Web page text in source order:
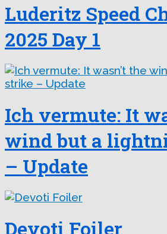
Luderitz Speed
2025 Day 1
Ich vermute: It
wind but a
– Update
Devoti Foiler